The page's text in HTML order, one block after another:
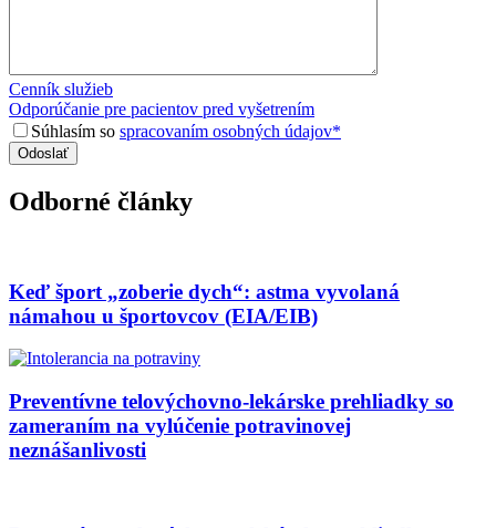
Cenník služieb
Odporúčanie pre pacientov pred vyšetrením
Súhlasím so spracovaním osobných údajov*
Odborné články
Keď šport „zoberie dych“: astma vyvolaná
námahou u športovcov (EIA/EIB)
Preventívne telovýchovno-lekárske prehliadky so
zameraním na vylúčenie potravinovej
neznášanlivosti